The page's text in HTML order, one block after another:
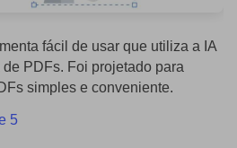
fácil de usar que utiliza a IA
PDFs. Foi projetado para
simples e conveniente.
5